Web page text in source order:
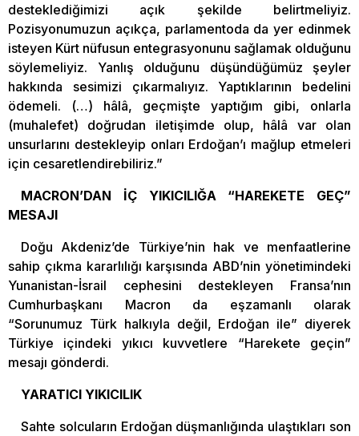
desteklediğimizi açık şekilde belirtmeliyiz.
Pozisyonumuzun açıkça, parlamentoda da yer edinmek
isteyen Kürt nüfusun entegrasyonunu sağlamak olduğunu
söylemeliyiz. Yanlış olduğunu düşündüğümüz şeyler
hakkında sesimizi çıkarmalıyız. Yaptıklarının bedelini
ödemeli. (…) hâlâ, geçmişte yaptığım gibi, onlarla
(muhalefet) doğrudan iletişimde olup, hâlâ var olan
unsurlarını destekleyip onları Erdoğan’ı mağlup etmeleri
için cesaretlendirebiliriz.”
MACRON’DAN İÇ YIKICILIĞA “HAREKETE GEÇ”
MESAJI
Doğu Akdeniz’de Türkiye’nin hak ve menfaatlerine
sahip çıkma kararlılığı karşısında ABD’nin yönetimindeki
Yunanistan-İsrail cephesini destekleyen Fransa’nın
Cumhurbaşkanı Macron da eşzamanlı olarak
“Sorunumuz Türk halkıyla değil, Erdoğan ile” diyerek
Türkiye içindeki yıkıcı kuvvetlere “Harekete geçin”
mesajı gönderdi.
YARATICI YIKICILIK
Sahte solcuların Erdoğan düşmanlığında ulaştıkları son